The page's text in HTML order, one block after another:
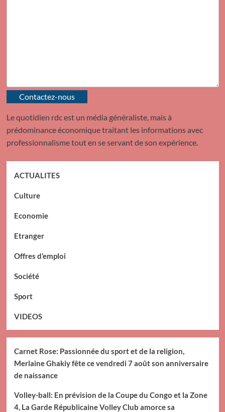
Contactez-nous
Le quotidien rdc est un média généraliste, mais à
prédominance économique traitant les informations avec
professionnalisme tout en se servant de son expérience.
ACTUALITES
Culture
Economie
Etranger
Offres d’emploi
Société
Sport
VIDEOS
Carnet Rose: Passionnée du sport et de la religion,
Merlaine Ghakiy fête ce vendredi 7 août son anniversaire
de naissance
Volley-ball: En prévision de la Coupe du Congo et la Zone
4, La Garde Républicaine Volley Club amorce sa